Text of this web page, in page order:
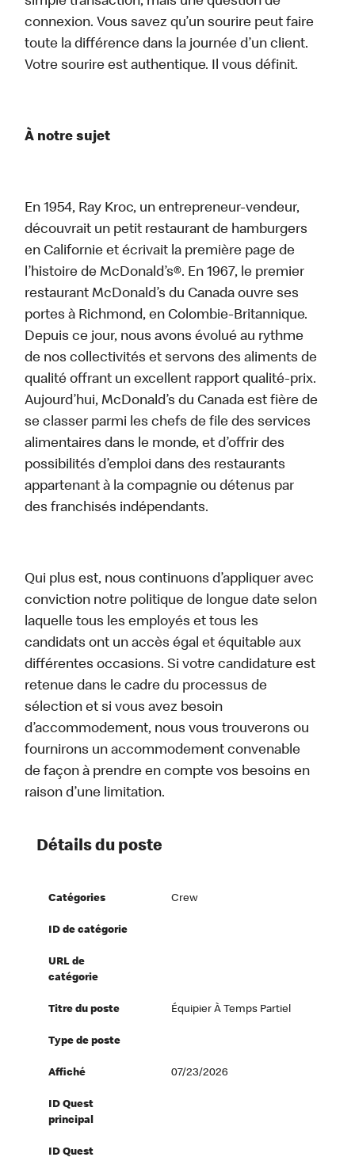
connexion. Vous savez qu’un sourire peut faire
toute la différence dans la journée d’un client.
Votre sourire est authentique. Il vous définit.
À notre sujet
En 1954, Ray Kroc, un entrepreneur-vendeur,
découvrait un petit restaurant de hamburgers
en Californie et écrivait la première page de
l’histoire de McDonald’s®. En 1967, le premier
restaurant McDonald’s du Canada ouvre ses
portes à Richmond, en Colombie-Britannique.
Depuis ce jour, nous avons évolué au rythme
de nos collectivités et servons des aliments de
qualité offrant un excellent rapport qualité-prix.
Aujourd’hui, McDonald’s du Canada est fière de
se classer parmi les chefs de file des services
alimentaires dans le monde, et d’offrir des
possibilités d’emploi dans des restaurants
appartenant à la compagnie ou détenus par
des franchisés indépendants.
Qui plus est, nous continuons d’appliquer avec
conviction notre politique de longue date selon
laquelle tous les employés et tous les
candidats ont un accès égal et équitable aux
différentes occasions. Si votre candidature est
retenue dans le cadre du processus de
sélection et si vous avez besoin
d’accommodement, nous vous trouverons ou
fournirons un accommodement convenable
de façon à prendre en compte vos besoins en
raison d’une limitation.
Détails du poste
Catégories Crew
ID de catégorie
URL de
catégorie
Titre du poste Équipier À Temps Partiel
Type de poste
Affiché 07/23/2026
ID Quest
principal
ID Quest